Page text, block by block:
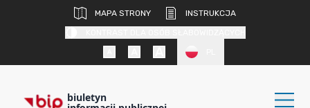
MAPA STRONY
INSTRUKCJA
biuletyn